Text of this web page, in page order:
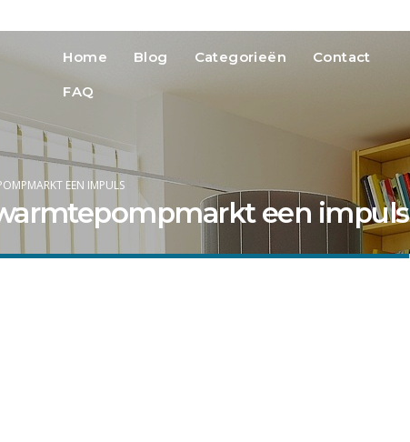
Home Blog Categorieën
Contact
FAQ
EEN IMPULS
een impuls